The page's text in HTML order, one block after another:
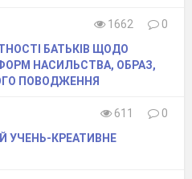
1662
0
БАТЬКІВ ЩОДО
НАСИЛЬСТВА, ОБРАЗ,
ПОВОДЖЕННЯ
611
0
УЧЕНЬ-КРЕАТИВНЕ